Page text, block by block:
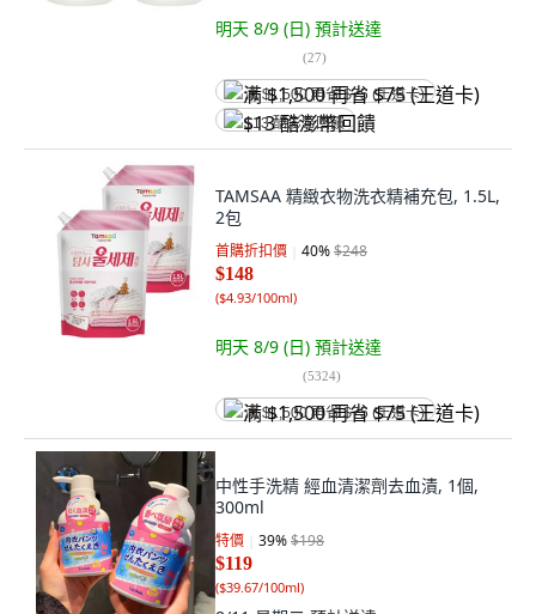
明天 8/9 (日) 預計送達
(27)
满 $1,500 再省 $75 (王道卡)
$13 酷澎幣回饋
TAMSAA 精緻衣物洗衣精補充包, 1.5L,
2包
首購折扣價 40%$248
$148
($4.93/100ml)
明天 8/9 (日) 預計送達
(5324)
满 $1,500 再省 $75 (王道卡)
中性手洗精 經血清潔劑去血漬, 1個,
300ml
特價 39%$198
$119
($39.67/100ml)